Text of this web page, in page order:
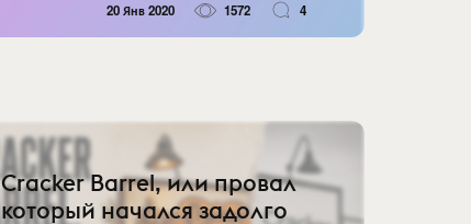
20 Янв 2020 1572 4
Cracker Barrel, или провал
который начался задолго